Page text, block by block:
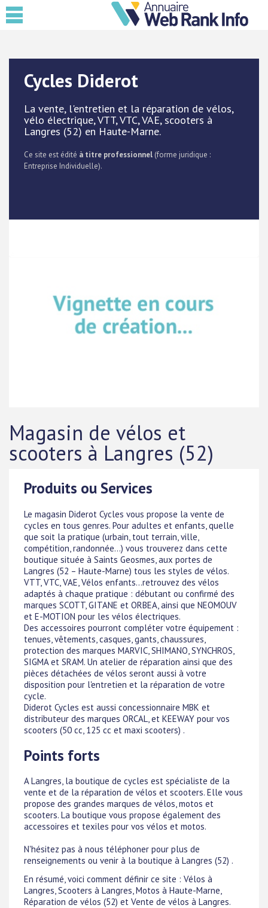
Cycles Diderot
La vente, l'entretien et la réparation de vélos,
vélo électrique, VTT, VTC, VAE, scooters à
Langres (52) en Haute-Marne.
Ce site est édité à titre professionnel (forme juridique :
Entreprise Individuelle).
Magasin de vélos et
scooters à Langres (52)
Produits ou Services
Le magasin Diderot Cycles vous propose la vente de
cycles en tous genres. Pour adultes et enfants, quelle
que soit la pratique (urbain, tout terrain, ville,
compétition, randonnée...) vous trouverez dans cette
boutique située à Saints Geosmes, aux portes de
Langres (52 – Haute-Marne) tous les styles de vélos.
VTT, VTC, VAE, Vélos enfants...retrouvez des vélos
adaptés à chaque pratique : débutant ou confirmé des
marques SCOTT, GITANE et ORBEA, ainsi que NEOMOUV
et E-MOTION pour les vélos électriques.
Des accessoires pourront compléter votre équipement :
tenues, vêtements, casques, gants, chaussures,
protection des marques MARVIC, SHIMANO, SYNCHROS,
SIGMA et SRAM. Un atelier de réparation ainsi que des
pièces détachées de vélos seront aussi à votre
disposition pour l'entretien et la réparation de votre
cycle.
Diderot Cycles est aussi concessionnaire MBK et
distributeur des marques ORCAL, et KEEWAY pour vos
scooters (50 cc, 125 cc et maxi scooters) .
Points forts
A Langres, la boutique de cycles est spécialiste de la
vente et de la réparation de vélos et scooters. Elle vous
propose des grandes marques de vélos, motos et
scooters. La boutique vous propose également des
accessoires et texiles pour vos vélos et motos.
N'hésitez pas à nous téléphoner pour plus de
renseignements ou venir à la boutique à Langres (52) .
En résumé, voici comment définir ce site : Vélos à
Langres, Scooters à Langres, Motos à Haute-Marne,
Réparation de vélos (52) et Vente de vélos à Langres.